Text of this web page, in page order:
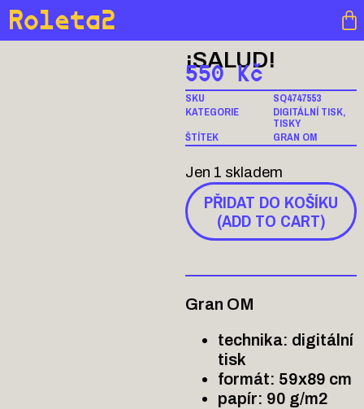
Roleta2
¡SALUD!
550 Kč
SKU
SQ4747553
KATEGORIE
DIGITÁLNÍ TISK,
TISKY
ŠTÍTEK
GRAN OM
Jen 1 skladem
PŘIDAT DO KOŠÍKU
(ADD TO CART)
Gran OM
technika: digitální
tisk
formát: 59x89 cm
papír: 90 g/m2